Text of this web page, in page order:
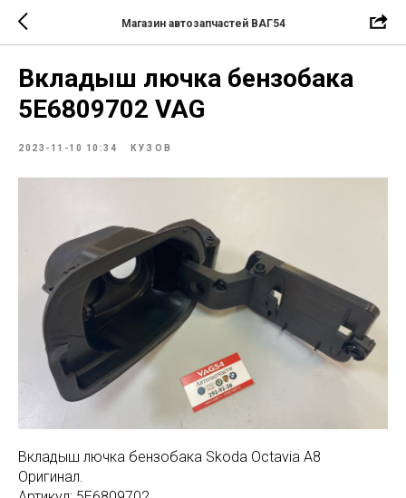
Магазин автозапчастей ВАГ54
Вкладыш лючка бензобака
5E6809702 VAG
2023-11-10 10:34 КУЗОВ
Вкладыш лючка бензобака Skoda Octavia A8
Оригинал.